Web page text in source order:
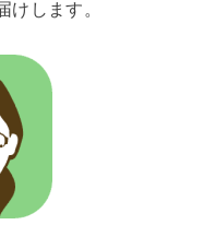
けします。